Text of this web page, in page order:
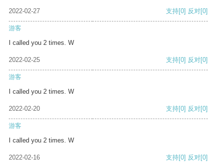
2022-02-27 支持[0] 反对[0]
游客
I called you 2 times. W
2022-02-25 支持[0] 反对[0]
游客
I called you 2 times. W
2022-02-20 支持[0] 反对[0]
游客
I called you 2 times. W
2022-02-16 支持[0] 反对[0]